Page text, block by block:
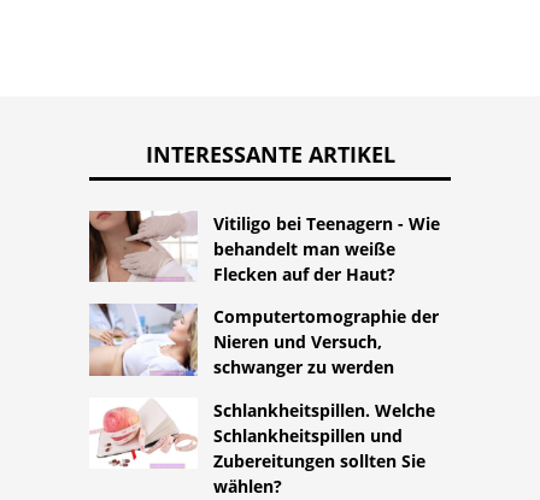
INTERESSANTE ARTIKEL
Vitiligo bei Teenagern - Wie
behandelt man weiße
Flecken auf der Haut?
Computertomographie der
Nieren und Versuch,
schwanger zu werden
Schlankheitspillen. Welche
Schlankheitspillen und
Zubereitungen sollten Sie
wählen?